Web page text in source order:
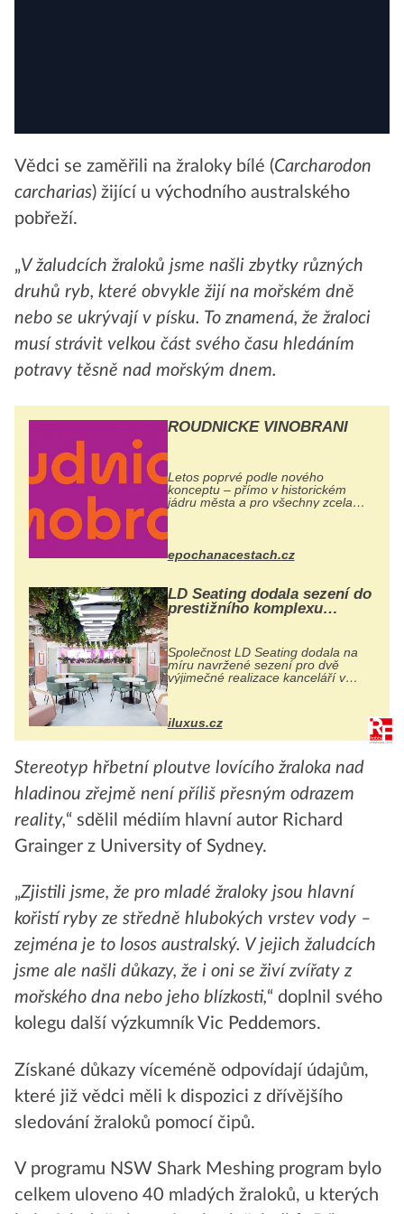
Vědci se zaměřili na žraloky bílé (Carcharodon
carcharias) žijící u východního australského
pobřeží.
„V žaludcích žraloků jsme našli zbytky různých
druhů ryb, které obvykle žijí na mořském dně
nebo se ukrývají v písku. To znamená, že žraloci
musí strávit velkou část svého času hledáním
potravy těsně nad mořským dnem.
ROUDNICKÉ VINOBRANÍ
Letos poprvé podle nového
konceptu – přímo v historickém
jádru města a pro všechny zcela
zdarma. Hlavní program se
náměstí. Návštěvníci se mohou těšit
na víno, burčák, pes...
epochanacestach.cz
LD Seating dodala sezení do
prestižního komplexu
MediaCityUK v Salfordu
Společnost LD Seating dodala na
míru navržené sezení pro dvě
výjimečné realizace kanceláří v
areálu MediaCityUK v anglickém
Salfordu – konkrétně do budov Blue
Tower a Orange Tower. Komplex
budov Media...
iluxus.cz
Stereotyp hřbetní ploutve lovícího žraloka nad
hladinou zřejmě není příliš přesným odrazem
reality,“ sdělil médiím hlavní autor Richard
Grainger z University of Sydney.
„Zjistili jsme, že pro mladé žraloky jsou hlavní
kořistí ryby ze středně hlubokých vrstev vody –
zejména je to losos australský. V jejich žaludcích
jsme ale našli důkazy, že i oni se živí zvířaty z
mořského dna nebo jeho blízkosti,“ doplnil svého
kolegu další výzkumník Vic Peddemors.
Získané důkazy víceméně odpovídají údajům,
které již vědci měli k dispozici z dřívějšího
sledování žraloků pomocí čipů.
V programu NSW Shark Meshing program bylo
celkem uloveno 40 mladých žraloků, u kterých